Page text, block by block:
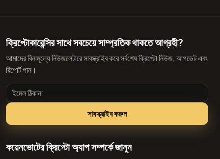
ক্রিপ্টোকারেন্সির সাথে সবচেয়ে সাম্প্রতিক থাকতে আগ্রহী?
আমাদের বিনামূল্যে নিউজলেটারে সাবস্ক্রাইব করে সর্বশেষ ক্রিপ্টো নিউজ, আপডেট এবং
রিপোর্ট পান।
ইমেল ঠিকানা
সাবস্ক্রাইব করুন
কয়েনভোটের ক্রিপ্টো অ্যাপ সম্পর্কে জানুন